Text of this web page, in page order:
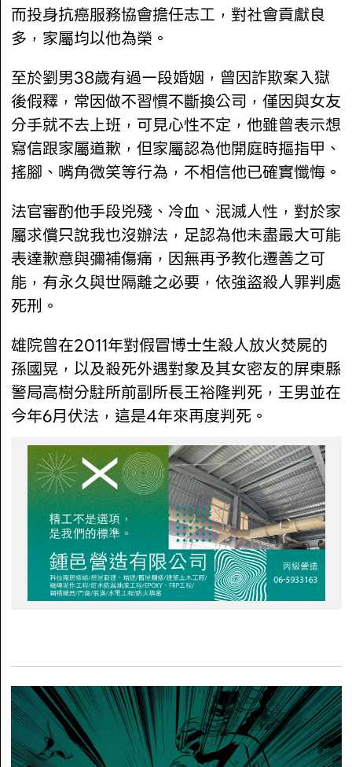
而投身抗癌服務協會擔任志工，對社會貢獻良
多，家屬均以他為榮。
至於劉男38歲有過一段婚姻，曾因詐欺案入獄
後假釋，常因做不習慣不斷換公司，僅因與女友
分手就不去上班，可見心性不定，他雖曾表示想
寫信跟家屬道歉，但家屬認為他開庭時摳指甲、
搖腳、嘴角微笑等行為，不相信他已確實懺悔。
法官審酌他手段兇殘、冷血、泯滅人性，對於家
屬求償只說我也沒辦法，足認為他未盡最大可能
表達歉意與彌補傷痛，因無再予教化遷善之可
能，有永久與世隔離之必要，依強盜殺人罪判處
死刑。
雄院曾在2011年對假冒博士生殺人放火焚屍的
孫國晃，以及殺死外遇對象及其女密友的屏東縣
警局高樹分駐所前副所長王裕隆判死，王男並在
今年6月伏法，這是4年來再度判死。